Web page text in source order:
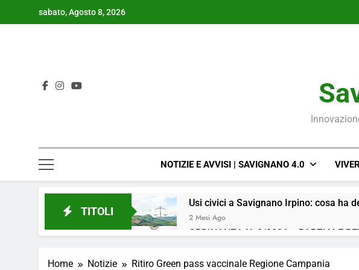
sabato, Agosto 8, 2026
NOTIZIE E AVVISI | SAVIGNANO 4.0
TITOLI
Usi civici a Savignano Irpino: cosa ha
2 Mesi Ago
ORDINANZA N. 8/2026 – PARZIALE
📢Aggiornamento Situazione ACQUA
Home Notizie Ritiro Green pass vaccinale Regione Campania